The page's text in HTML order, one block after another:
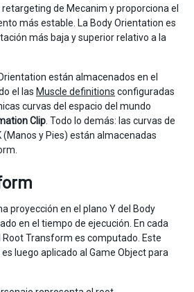
de Mecanim y proporciona el
más estable. La Body Orientation es
más baja y superior relativo a la
están almacenados en el
el las Muscle definitions configuradas
curvas del espacio del mundo
Clip . Todo lo demás: las curvas de
(Manos y Pies) están almacenadas
proyección en el plano Y del Body
en el tiempo de ejecución. En cada
Transform es computado. Este
luego aplicado al Game Object para